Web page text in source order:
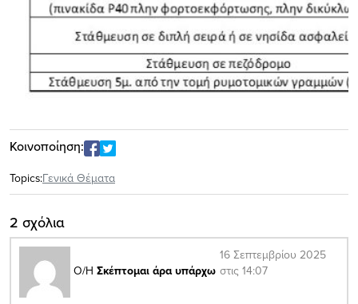
Κοινοποίηση:
Topics:Γενικά Θέματα
2 σχόλια
Ο/Η Σκέπτομαι άρα υπάρχω
16 Σεπτεμβρίου 2025
στις 14:07